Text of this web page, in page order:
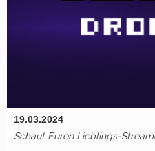
19.03.2024
Schaut Euren Lieblings-